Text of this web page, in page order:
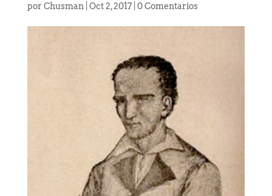
por Chusman Oct 2, 2017| 0 Comentarios